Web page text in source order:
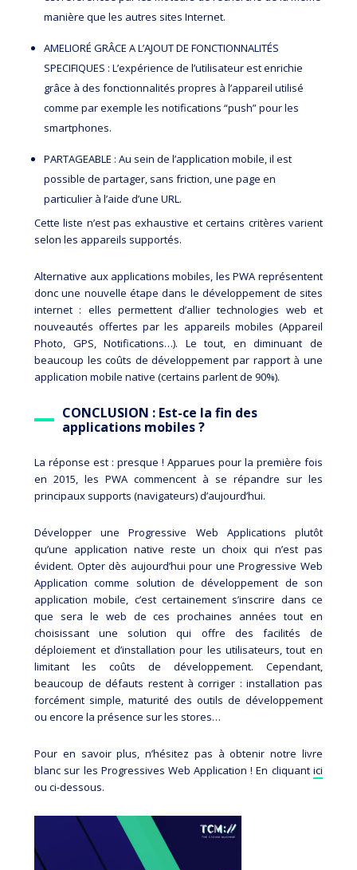
manière que les autres sites Internet.
AMELIORÉ GRÂCE A L’AJOUT DE FONCTIONNALITÉS
SPECIFIQUES : L’expérience de l’utilisateur est enrichie
grâce à des fonctionnalités propres à l’appareil utilisé
comme par exemple les notifications “push” pour les
smartphones.
PARTAGEABLE : Au sein de l’application mobile, il est
possible de partager, sans friction, une page en
particulier à l’aide d’une URL.
Cette liste n’est pas exhaustive et certains critères varient
selon les appareils supportés.
Alternative aux applications mobiles, les PWA représentent
donc une nouvelle étape dans le développement de sites
internet : elles permettent d’allier technologies web et
nouveautés offertes par les appareils mobiles (Appareil
Photo, GPS, Notifications…). Le tout, en diminuant de
beaucoup les coûts de développement par rapport à une
application mobile native (certains parlent de 90%).
CONCLUSION : Est-ce la fin des
applications mobiles ?
La réponse est : presque ! Apparues pour la première fois
en 2015, les PWA commencent à se répandre sur les
principaux supports (navigateurs) d’aujourd’hui.
Développer une Progressive Web Applications plutôt
qu’une application native reste un choix qui n’est pas
évident. Opter dès aujourd’hui pour une Progressive Web
Application comme solution de développement de son
application mobile, c’est certainement s’inscrire dans ce
que sera le web de ces prochaines années tout en
choisissant une solution qui offre des facilités de
déploiement et d’installation pour les utilisateurs, tout en
limitant les coûts de développement. Cependant,
beaucoup de défauts restent à corriger : installation pas
forcément simple, maturité des outils de développement
ou encore la présence sur les stores…
Pour en savoir plus, n’hésitez pas à obtenir notre livre
blanc sur les Progressives Web Application ! En cliquant ici
ou ci-dessous.